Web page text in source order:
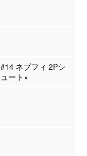
#14 ネブフィ 2Pシ
ュート×